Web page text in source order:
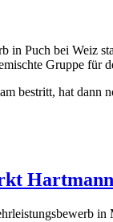
in Puch bei Weiz
Gruppe
bestritt, hat